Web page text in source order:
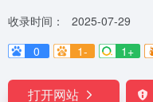
收录时间：
2025-07-29
0
1- 1+
打开网站